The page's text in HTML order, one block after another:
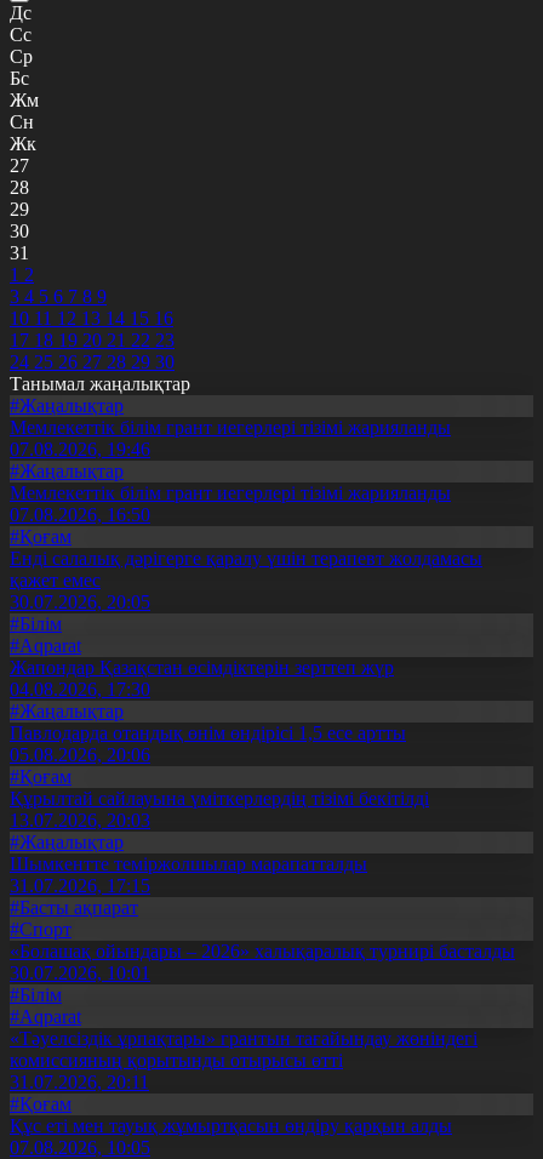
Дс
Сс
Ср
Бс
Жм
Сн
Жк
27
28
29
30
31
1 2
3 4 5 6 7 8 9
10 11 12 13 14 15 16
17 18 19 20 21 22 23
24 25 26 27 28 29 30
Танымал жаңалықтар
#Жаңалықтар
Мемлекеттік білім грант иегерлері тізімі жарияланды
07.08.2026, 19:46
#Жаңалықтар
Мемлекеттік білім грант иегерлері тізімі жарияланды
07.08.2026, 16:50
#Қоғам
Енді салалық дәрігерге қаралу үшін терапевт жолдамасы
қажет емес
30.07.2026, 20:05
#Білім
#Aqparat
Жапондар Қазақстан өсімдіктерін зерттеп жүр
04.08.2026, 17:30
#Жаңалықтар
Павлодарда отандық өнім өндірісі 1,5 есе артты
05.08.2026, 20:06
#Қоғам
Құрылтай сайлауына үміткерлердің тізімі бекітілді
13.07.2026, 20:03
#Жаңалықтар
Шымкентте теміржолшылар марапатталды
31.07.2026, 17:15
#Басты ақпарат
#Спорт
«Болашақ ойындары – 2026» халықаралық турнирі басталды
30.07.2026, 10:01
#Білім
#Aqparat
«Тәуелсіздік ұрпақтары» грантын тағайындау жөніндегі
комиссияның қорытынды отырысы өтті
31.07.2026, 20:11
#Қоғам
Құс еті мен тауық жұмыртқасын өндіру қарқын алды
07.08.2026, 10:05